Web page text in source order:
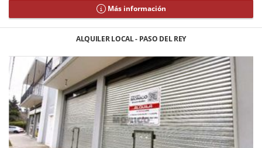
Más información
ALQUILER LOCAL - PASO DEL REY